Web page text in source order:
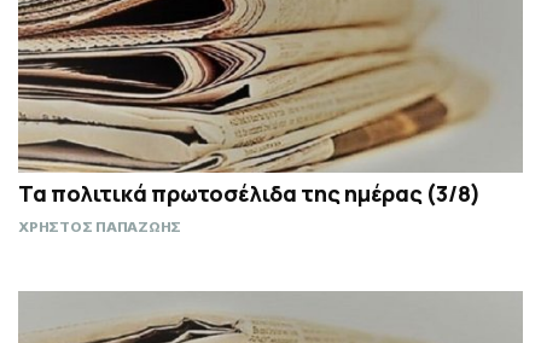
Τα πολιτικά πρωτοσέλιδα της ημέρας (3/8)
ΧΡΗΣΤΟΣ ΠΑΠΑΖΩΗΣ